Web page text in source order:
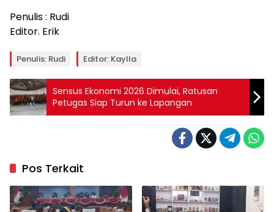
Penulis : Rudi
Editor. Erik
Penulis: Rudi Editor: Kaylla
Sensus Ekonomi 2026 Dimulai, Ratusan
Petugas Siap Turun ke Lapangan
Pos Terkait